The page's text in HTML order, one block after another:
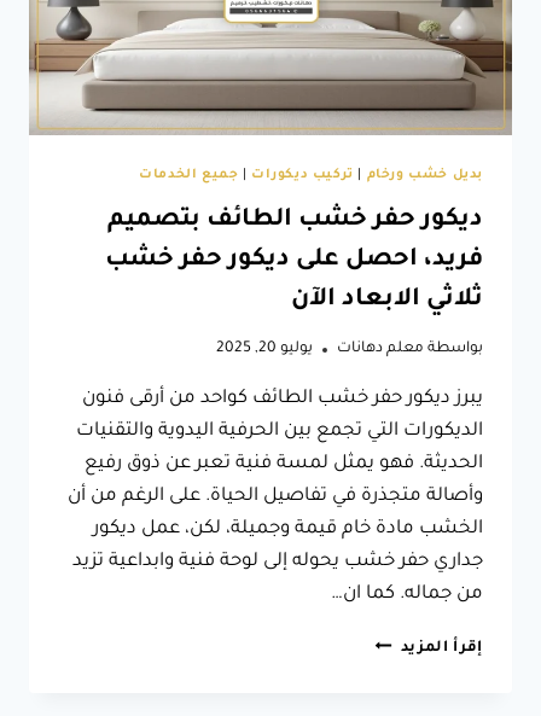
بديل خشب ورخام تركيب ديكورات جميع الخدمات
ديكور حفر خشب الطائف بتصميم
فريد، احصل على ديكور حفر خشب
ثلاثي الابعاد الآن
بواسطة معلم دهانات يوليو 20, 2025
يبرز ديكور حفر خشب الطائف كواحد من أرقى فنون
الديكورات التي تجمع بين الحرفية اليدوية والتقنيات
الحديثة. فهو يمثل لمسة فنية تعبر عن ذوق رفيع
وأصالة متجذرة في تفاصيل الحياة. على الرغم من أن
الخشب مادة خام قيمة وجميلة، لكن، عمل ديكور
جداري حفر خشب يحوله إلى لوحة فنية وابداعية تزيد
من جماله. كما ان…
إقرأ المزيد ديكور